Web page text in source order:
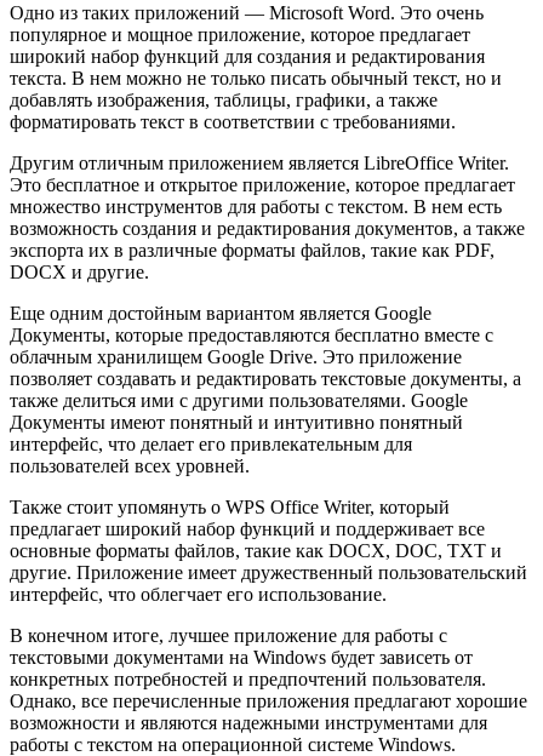
Одно из таких приложений — Microsoft Word. Это очень
популярное и мощное приложение, которое предлагает
широкий набор функций для создания и редактирования
текста. В нем можно не только писать обычный текст, но и
добавлять изображения, таблицы, графики, а также
форматировать текст в соответствии с требованиями.
Другим отличным приложением является LibreOffice Writer.
Это бесплатное и открытое приложение, которое предлагает
множество инструментов для работы с текстом. В нем есть
возможность создания и редактирования документов, а также
экспорта их в различные форматы файлов, такие как PDF,
DOCX и другие.
Еще одним достойным вариантом является Google
Документы, которые предоставляются бесплатно вместе с
облачным хранилищем Google Drive. Это приложение
позволяет создавать и редактировать текстовые документы, а
также делиться ими с другими пользователями. Google
Документы имеют понятный и интуитивно понятный
интерфейс, что делает его привлекательным для
пользователей всех уровней.
Также стоит упомянуть о WPS Office Writer, который
предлагает широкий набор функций и поддерживает все
основные форматы файлов, такие как DOCX, DOC, TXT и
другие. Приложение имеет дружественный пользовательский
интерфейс, что облегчает его использование.
В конечном итоге, лучшее приложение для работы с
текстовыми документами на Windows будет зависеть от
конкретных потребностей и предпочтений пользователя.
Однако, все перечисленные приложения предлагают хорошие
возможности и являются надежными инструментами для
работы с текстом на операционной системе Windows.